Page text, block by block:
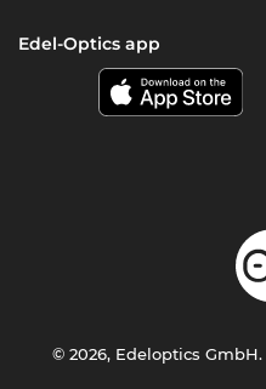
Edel-Optics app
© 2026, Edeloptics